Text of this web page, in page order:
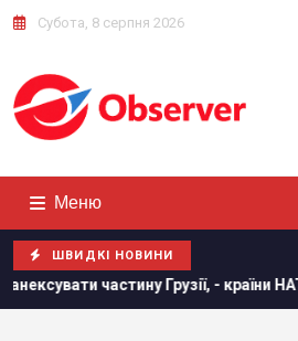
Субота, 8 серпня 2026
Меню
ШВИДКІ НОВИНИ
Грузії, - країни НАТО В